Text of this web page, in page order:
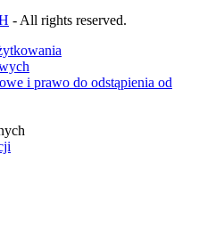
- All rights reserved.
i prawo do odstąpienia od